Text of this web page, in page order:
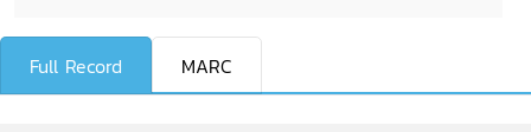
Full Record MARC